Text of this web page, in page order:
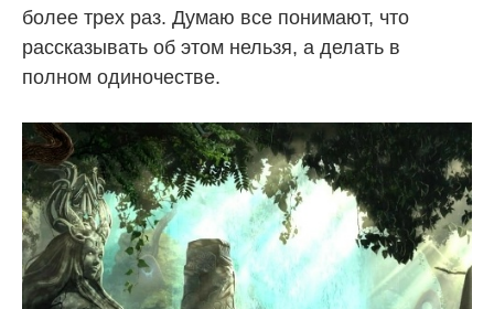
более трех раз. Думаю все понимают, что
рассказывать об этом нельзя, а делать в
полном одиночестве.